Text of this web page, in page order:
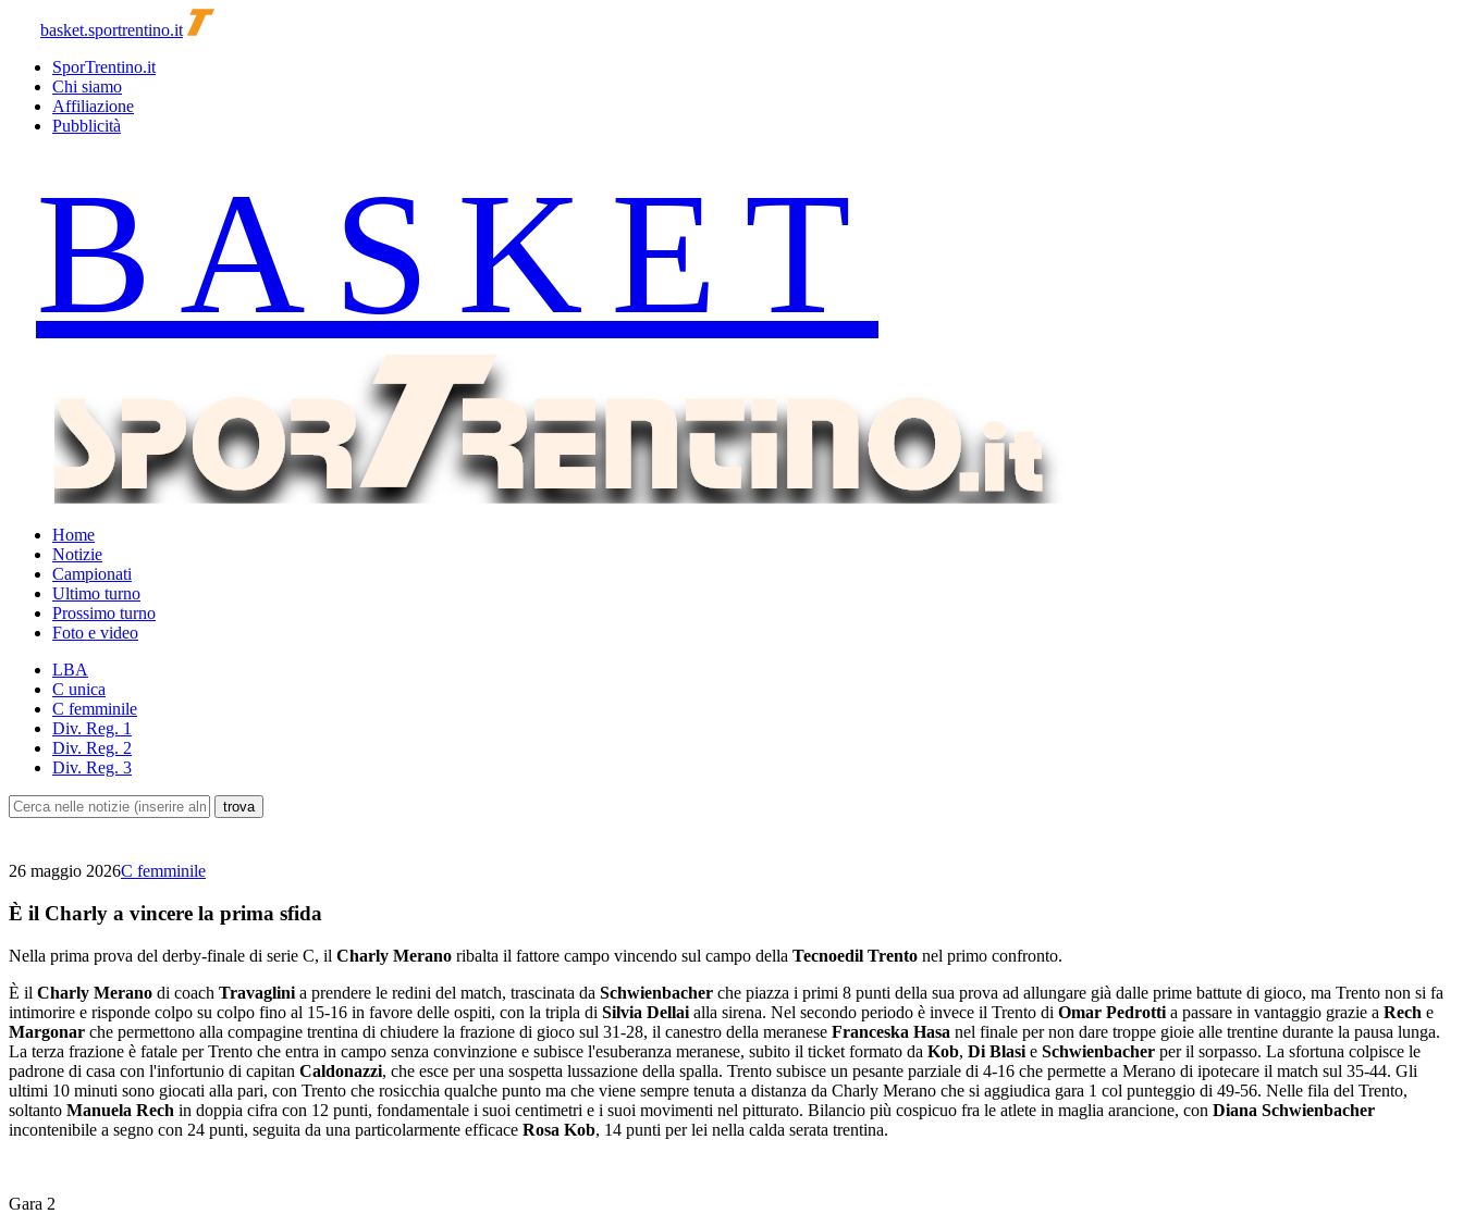
basket.sportrentino.it
SporTrentino.it
Chi siamo
Affiliazione
Pubblicità
Home
Notizie
Campionati
Ultimo turno
Prossimo turno
Foto e video
LBA
C unica
C femminile
Div. Reg. 1
Div. Reg. 2
Div. Reg. 3
26 maggio 2026C femminile
È il Charly a vincere la prima sfida
Nella prima prova del derby-finale di serie C, il Charly Merano ribalta il fattore campo vincendo sul campo della Tecnoedil Trento nel primo confronto.
È il Charly Merano di coach Travaglini a prendere le redini del match, trascinata da Schwienbacher che piazza i primi 8 punti della sua prova ad allungare già dalle prime battute di gioco, ma Trento non si fa
intimorire e risponde colpo su colpo fino al 15-16 in favore delle ospiti, con la tripla di Silvia Dellai alla sirena. Nel secondo periodo è invece il Trento di Omar Pedrotti a passare in vantaggio grazie a Rech e
Margonar che permettono alla compagine trentina di chiudere la frazione di gioco sul 31-28, il canestro della meranese Franceska Hasa nel finale per non dare troppe gioie alle trentine durante la pausa lunga.
La terza frazione è fatale per Trento che entra in campo senza convinzione e subisce l'esuberanza meranese, subito il ticket formato da Kob, Di Blasi e Schwienbacher per il sorpasso. La sfortuna colpisce le
padrone di casa con l'infortunio di capitan Caldonazzi, che esce per una sospetta lussazione della spalla. Trento subisce un pesante parziale di 4-16 che permette a Merano di ipotecare il match sul 35-44. Gli
ultimi 10 minuti sono giocati alla pari, con Trento che rosicchia qualche punto ma che viene sempre tenuta a distanza da Charly Merano che si aggiudica gara 1 col punteggio di 49-56. Nelle fila del Trento,
soltanto Manuela Rech in doppia cifra con 12 punti, fondamentale i suoi centimetri e i suoi movimenti nel pitturato. Bilancio più cospicuo fra le atlete in maglia arancione, con Diana Schwienbacher
incontenibile a segno con 24 punti, seguita da una particolarmente efficace Rosa Kob, 14 punti per lei nella calda serata trentina.
Gara 2